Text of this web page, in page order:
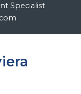
Specialist